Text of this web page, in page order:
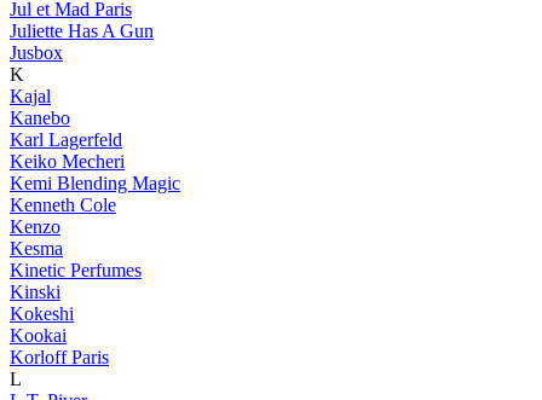
Jul et Mad Paris
Juliette Has A Gun
Jusbox
K
Kajal
Kanebo
Karl Lagerfeld
Keiko Mecheri
Kemi Blending Magic
Kenneth Cole
Kenzo
Kesma
Kinetic Perfumes
Kinski
Kokeshi
Kookai
Korloff Paris
L